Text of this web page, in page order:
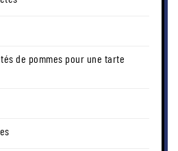
de pommes pour une tarte